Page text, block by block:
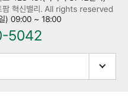
혁신밸리. All rights reserved
) 09:00 ~ 18:00
5042